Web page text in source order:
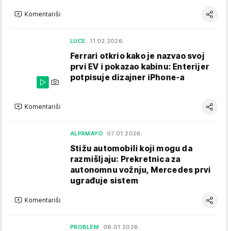
Komentariši
LUCE 11.02.2026.
Ferrari otkrio kako je nazvao svoj
prvi EV i pokazao kabinu: Enterijer
potpisuje dizajner iPhone-a
Komentariši
ALPAMAYO 07.01.2026.
Stižu automobili koji mogu da
razmišljaju: Prekretnica za
autonomnu vožnju, Mercedes prvi
ugrađuje sistem
Komentariši
PROBLEM 06.01.2026.